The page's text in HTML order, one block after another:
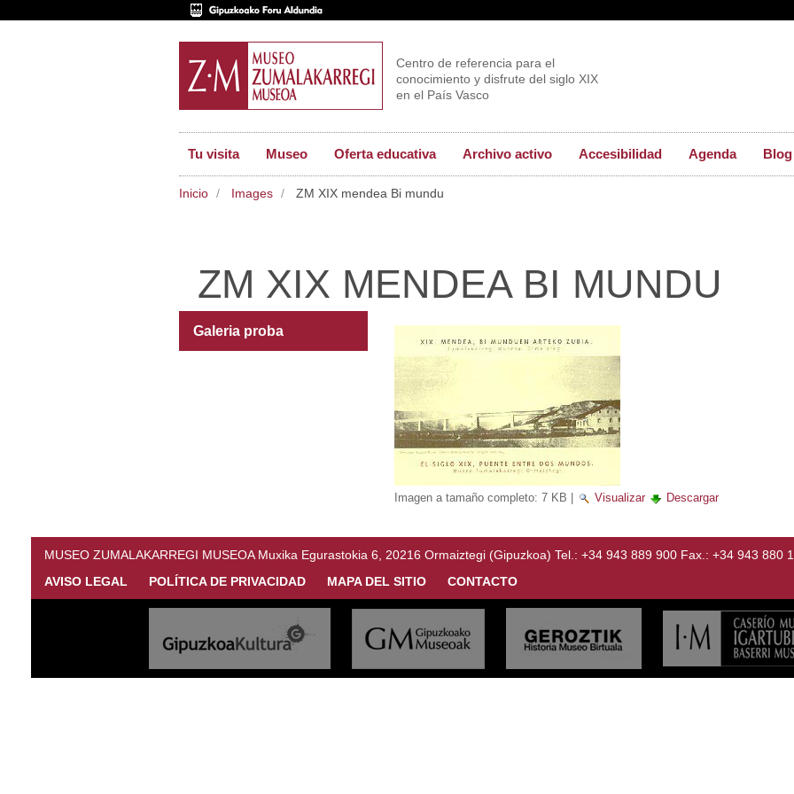
Centro de referencia para el
conocimiento y disfrute del siglo XIX
en el País Vasco
Tu visita Museo Oferta educativa Archivo activo Accesibilidad Agenda Blog
Inicio Images ZM XIX mendea Bi mundu
ZM XIX MENDEA BI MUNDU
Imagen a tamaño completo: 7 KB Visualizar Descargar
Galeria proba
MUSEO ZUMALAKARREGI MUSEOA Muxika Egurastokia 6, 20216 Ormaiztegi (Gipuzkoa) Tel.: +34 943 889 900 Fax.: +34 943 880
AVISO LEGAL
POLÍTICA DE PRIVACIDAD MAPA DEL SITIO CONTACTO